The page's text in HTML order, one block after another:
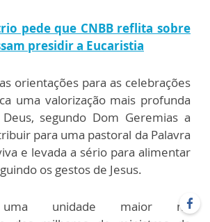
pede que CNBB reflita sobre
presidir a Eucaristia
orientações para as celebrações
uma valorização mais profunda
segundo Dom Geremias a
para uma pastoral da Palavra
e levada a sério para alimentar
os gestos de Jesus.
uma unidade maior no